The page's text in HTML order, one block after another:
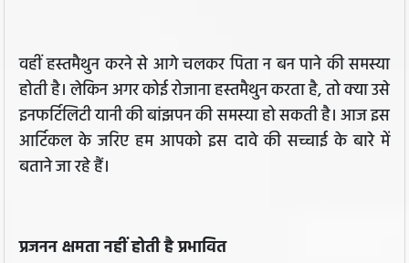
वहीं हस्तमैथुन करने से आगे चलकर पिता न बन पाने की समस्या
होती है। लेकिन अगर कोई रोजाना हस्तमैथुन करता है, तो क्या उसे
इनफर्टिलिटी यानी की बांझपन की समस्या हो सकती है। आज इस
आर्टिकल के जरिए हम आपको इस दावे की सच्चाई के बारे में
बताने जा रहे हैं।
प्रजनन क्षमता नहीं होती है प्रभावित